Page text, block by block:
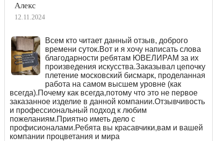
Алекс
12.11.2024
Всем кто читает данный отзыв, доброго
времени суток.Вот и я хочу написать слова
благодарности ребятам ЮВЕЛИРАМ за их
произведения искусства.Заказывал цепочку
плетение московский бисмарк, проделанная
работа на самом высшем уровне (как
всегда).Почему как всегда,потому что это не первое
заказанное изделие в данной компании.Отзывчивость
и профессиональный подход к любим
пожеланиям.Приятно иметь дело с
профисионалами.Ребята вы красавчики,вам и вашей
компании процветания и мира